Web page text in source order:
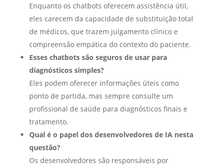
Enquanto os chatbots oferecem assistência útil,
eles carecem da capacidade de substituição total
de médicos, que trazem julgamento clínico e
compreensão empática do contexto do paciente.
Esses chatbots são seguros de usar para
diagnósticos simples?
Eles podem oferecer informações úteis como
ponto de partida, mas sempre consulte um
profissional de saúde para diagnósticos finais e
tratamento.
Qual é o papel dos desenvolvedores de IA nesta
questão?
Os desenvolvedores são responsáveis por